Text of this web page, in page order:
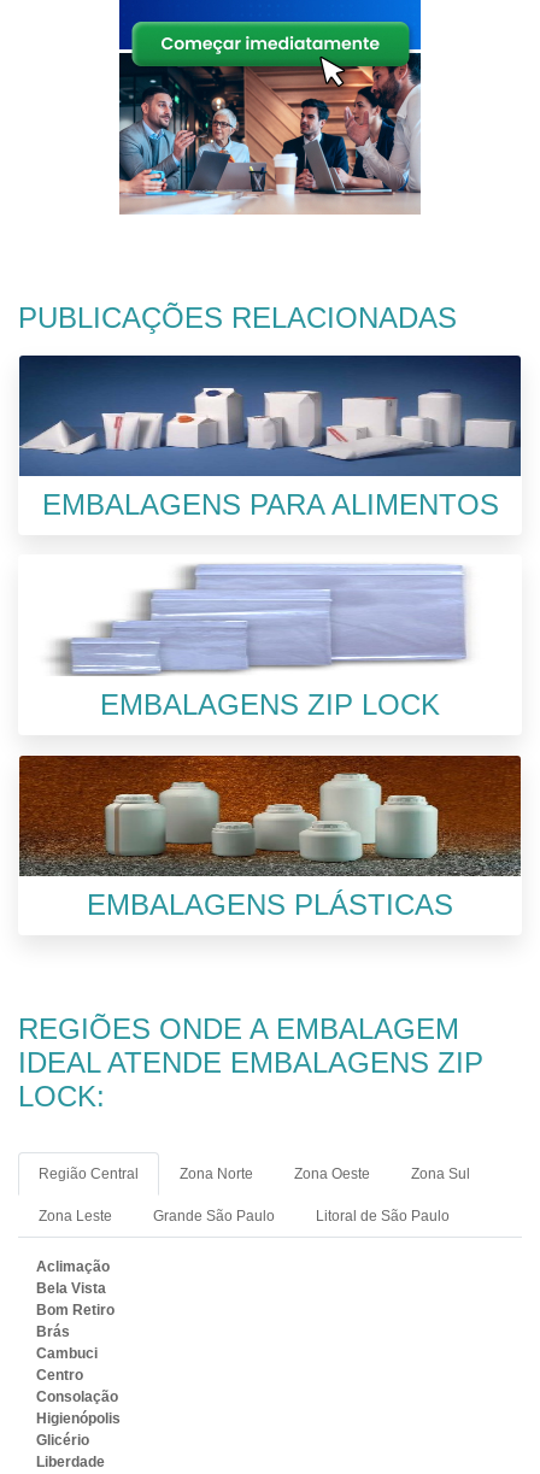
PUBLICAÇÕES RELACIONADAS
EMBALAGENS PARA ALIMENTOS
EMBALAGENS ZIP LOCK
EMBALAGENS PLÁSTICAS
REGIÕES ONDE A EMBALAGEM
IDEAL ATENDE EMBALAGENS ZIP
LOCK:
Região Central Zona Norte Zona Oeste Zona Sul
Zona Leste Grande São Paulo Litoral de São Paulo
Aclimação
Bela Vista
Bom Retiro
Brás
Cambuci
Centro
Consolação
Higienópolis
Glicério
Liberdade